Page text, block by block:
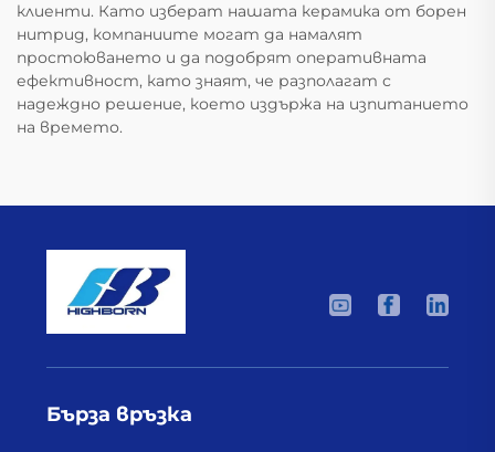
клиенти. Като изберат нашата керамика от борен
нитрид, компаниите могат да намалят
простоюването и да подобрят оперативната
ефективност, като знаят, че разполагат с
надеждно решение, което издържа на изпитанието
на времето.
Бърза връзка